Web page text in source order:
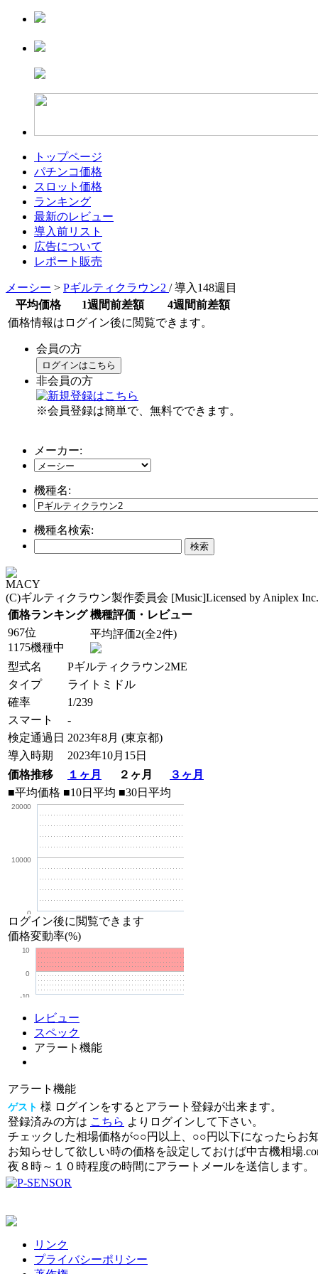
トップページ
パチンコ価格
スロット価格
ランキング
最新のレビュー
導入前リスト
広告について
レポート販売
メーシー > Pギルティクラウン2 / 導入148週目
平均価格
1週間前差額
4週間前差額
価格情報はログイン後に閲覧できます。
会員の方
ログインはこちら
非会員の方
※会員登録は簡単で、無料でできます。
メーカー:
機種名:
機種名検索:
MACY
(C)ギルティクラウン製作委員会 [Music]Licensed by Aniplex
価格ランキング 機種評価・レビュー
967位
1175機種中
平均評価2(全2件)
型式名
Pギルティクラウン2ME
タイプ
ライトミドル
確率
1/239
スマート
-
検定通過日 2023年8月 (東京都)
導入時期
2023年10月15日
価格推移
１ヶ月 ２ヶ月
３ヶ月
■平均価格 ■10日平均 ■30日平均
0
10000
20000
ログイン後に閲覧できます
価格変動率(%)
-10
0
10
レビュー
スペック
アラート機能
アラート機能
ゲスト 様 ログインをするとアラート登録が出来ます。
登録済みの方は こちら よりログインして下さい。
チェックした相場価格が○○円以上、○○円以下になったらお
お知らせして欲しい時の価格を設定しておけば中古機相場
夜８時～１０時程度の時間にアラートメールを送信します。
リンク
プライバシーポリシー